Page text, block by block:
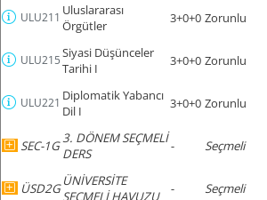
ULU211 Uluslararası
Örgütler
3+0+0 Zorunlu
ULU215Siyasi Düşünceler
Tarihi I
3+0+0 Zorunlu
ULU221 Diplomatik Yabancı
Dil I
3+0+0 Zorunlu
SEC-1G3. DÖNEM SEÇMELİ
DERS
- Seçmeli
ÜSD2G ÜNİVERSİTE
SEÇMELİ HAVUZU
- Seçmeli